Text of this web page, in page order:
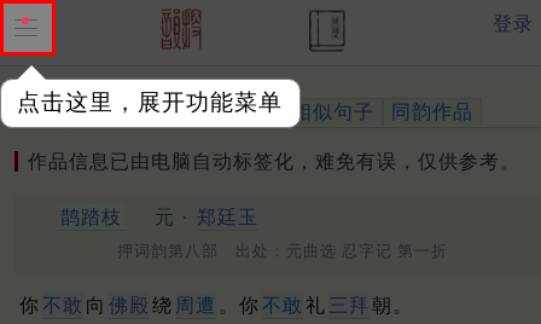
点击这里，展开功能菜单
登录
作品 标注四声 出处、引用 相似句子 同韵作品
作品信息已由电脑自动标签化，难免有误，仅供参考。
鹊踏枝 元 · 郑廷玉
押词韵第八部 出处：元曲选 忍字记 第一折
你 不敢 向 佛殿 绕 周遭 。你 不敢 礼 三拜 朝。